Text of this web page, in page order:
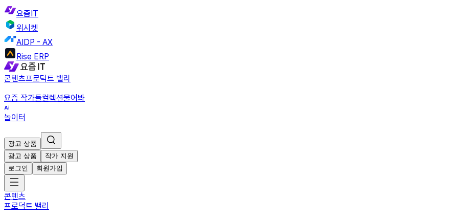
요즘IT
위시켓
AIDP - AX
Rise ERP
콘텐츠프로덕트 밸리
요즘 작가들컬렉션물어봐
놀이터
광고 상품
광고 상품
작가 지원
로그인
회원가입
콘텐츠
프로덕트 밸리